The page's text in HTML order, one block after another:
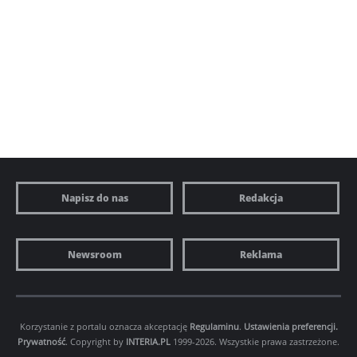
Napisz do nas Redakcja
Newsroom Reklama
Korzystanie z portalu oznacza akceptację Regulaminu. Ustawienia preferencji.
Prywatność. Copyright by INTERIA.PL 1999-2026. Wszystkie prawa zastrzeżone.